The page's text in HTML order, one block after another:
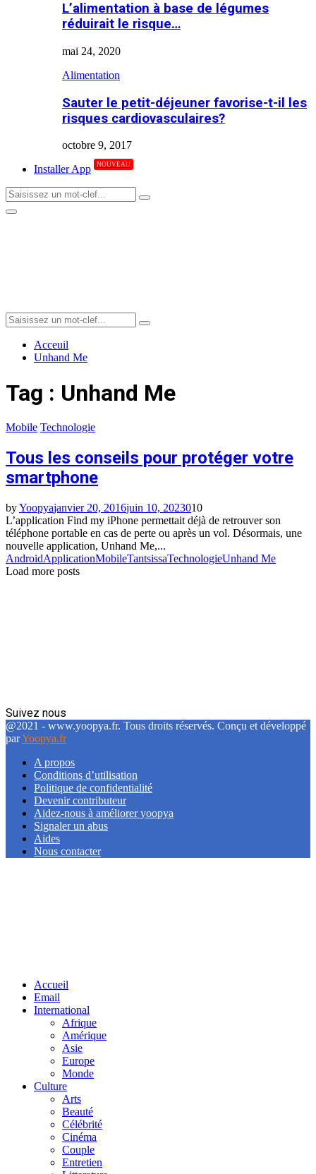
L’alimentation à base de légumes
réduirait le risque…
mai 24, 2020
Alimentation
Sauter le petit-déjeuner favorise-t-il les
risques cardiovasculaires?
octobre 9, 2017
Installer App
NOUVEAU
Search
for:
Search
Primary
Search
for:
Search
Acceuil
Unhand Me
Tag : Unhand Me
Mobile Technologie
Tous les conseils pour protéger votre
smartphone
byYoopyajanvier 20, 2016juin 10, 2023010
L’application Find my iPhone permettait déjà de retrouver son
téléphone portable en cas de perte ou après un vol. Désormais, une
nouvelle application, Unhand Me,...
AndroidApplicationMobileTantsissaTechnologieUnhand Me
Load more posts
Suivez nous
Facebook
Twitter
Linkedin
@2021 - www.yoopya.fr. Tous droits réservés. Conçu et développé
parYoopya.fr
A propos
Conditions d’utilisation
Politique de confidentialité
Devenir contributeur
Aidez-nous à améliorer yoopya
Signaler un abus
Aides
Nous contacter
Accueil
Email
International
Afrique
Amérique
Asie
Europe
Monde
Culture
Arts
Beauté
Célébrité
Cinéma
Couple
Entretien